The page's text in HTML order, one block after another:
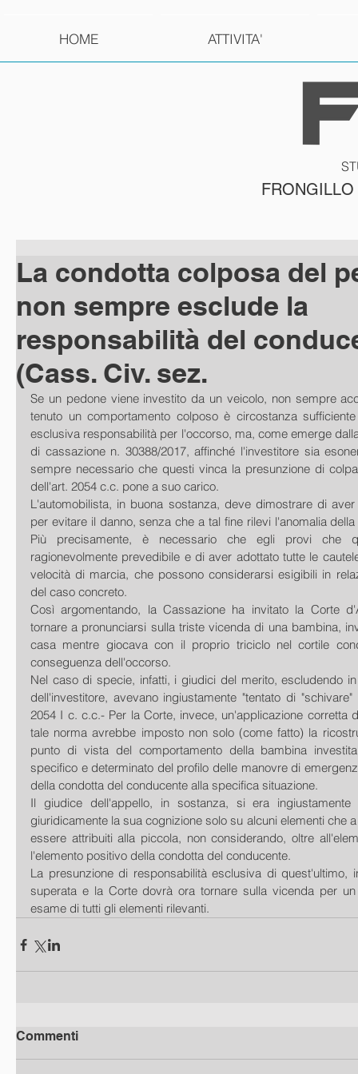
HOME ATTIVITA'
La condotta colposa del
non sempre esclude la
responsabilità del
(Cass. Civ. sez.
Se un pedone viene investito da un veicolo, non sempre
tenuto un comportamento colposo è circostanza
esclusiva responsabilità per l'occorso, ma, come emerge
di cassazione n. 30388/2017, affinché l'investitore sia
sempre necessario che questi vinca la presunzione di
dell'art. 2054 c.c. pone a suo carico.
L'automobilista, in buona sostanza, deve dimostrare di
per evitare il danno, senza che a tal fine rilevi l'anomalia
Più precisamente, è necessario che egli provi che
ragionevolmente prevedibile e di aver adottato tutte le
velocità di marcia, che possono considerarsi esigibili in
del caso concreto.
Così argomentando, la Cassazione ha invitato la Corte
tornare a pronunciarsi sulla triste vicenda di una bambina,
casa mentre giocava con il proprio triciclo nel cortile
conseguenza dell'occorso.
Nel caso di specie, infatti, i giudici del merito, escludendo
dell'investitore, avevano ingiustamente "tentato di
2054 I c. c.c.- Per la Corte, invece, un'applicazione corretta
tale norma avrebbe imposto non solo (come fatto) la
punto di vista del comportamento della bambina
specifico e determinato del profilo delle manovre di
della condotta del conducente alla specifica situazione.
Il giudice dell'appello, in sostanza, si era ingiustamente
giuridicamente la sua cognizione solo su alcuni elementi che
essere attribuiti alla piccola, non considerando, oltre
l'elemento positivo della condotta del conducente.
La presunzione di responsabilità esclusiva di quest'ultimo,
superata e la Corte dovrà ora tornare sulla vicenda per
esame di tutti gli elementi rilevanti.
Commenti